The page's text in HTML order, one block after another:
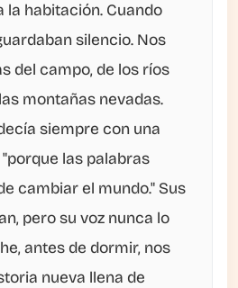
la habitación. Cuando
silencio. Nos
del campo, de los ríos
montañas nevadas.
siempre con una
las palabras
cambiar el mundo." Sus
pero su voz nunca lo
antes de dormir, nos
nueva llena de